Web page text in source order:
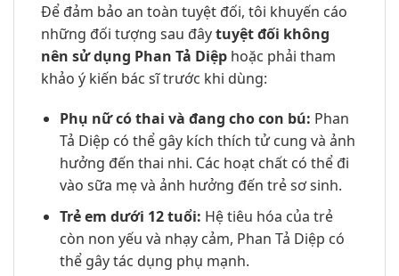
Để đảm bảo an toàn tuyệt đối, tôi khuyến cáo
những đối tượng sau đâytuyệt đối không
nên sử dụng Phan Tả Diệp hoặc phải tham
khảo ý kiến bác sĩ trước khi dùng:
Phụ nữ có thai và đang cho con bú: Phan
Tả Diệp có thể gây kích thích tử cung và ảnh
hưởng đến thai nhi. Các hoạt chất có thể đi
vào sữa mẹ và ảnh hưởng đến trẻ sơ sinh.
Trẻ em dưới 12 tuổi: Hệ tiêu hóa của trẻ
còn non yếu và nhạy cảm, Phan Tả Diệp có
thể gây tác dụng phụ mạnh.